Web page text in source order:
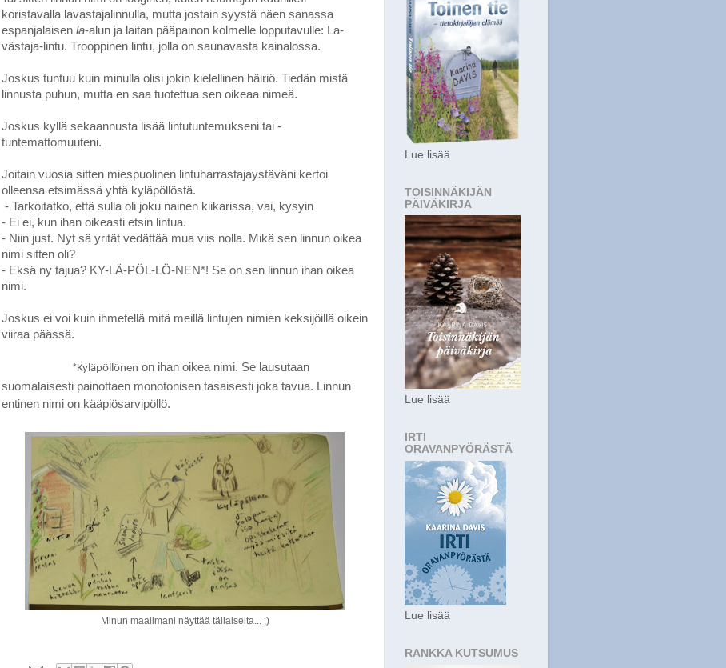
koristavalla lavastajalinnulla, mutta jostain syystä näen sanassa
espanjalaisen la-alun ja laitan pääpainon kolmelle lopputavulle: La-
vâstaja-lintu. Trooppinen lintu, jolla on saunavasta kainalossa.
Joskus tuntuu kuin minulla olisi jokin kielellinen häiriö. Tiedän mistä
linnusta puhun, mutta en saa tuotettua sen oikeaa nimeä.
Joskus kyllä sekaannusta lisää lintutuntemukseni tai -
tuntemattomuuteni.
Joitain vuosia sitten miespuolinen lintuharrastajaystäväni kertoi
olleensa etsimässä yhtä kyläpöllöstä.
- Tarkoitatko, että sulla oli joku nainen kiikarissa, vai, kysyin
- Ei ei, kun ihan oikeasti etsin lintua.
- Niin just. Nyt sä yrität vedättää mua viis nolla. Mikä sen linnun oikea
nimi sitten oli?
- Eksä ny tajua? KY-LÄ-PÖL-LÖ-NEN*! Se on sen linnun ihan oikea
nimi.
Joskus ei voi kuin ihmetellä mitä meillä lintujen nimien keksijöillä oikein
viiraa päässä.
* Kyläpöllönen on ihan oikea nimi. Se lausutaan
suomalaisesti painottaen monotonisen tasaisesti joka tavua. Linnun
entinen nimi on kääpiösarvipöllö.
Minun maailmani näyttää tällaiselta... ;)
Lue lisää
TOISINNÄKIJÄN
PÄIVÄKIRJA
Lue lisää
IRTI
ORAVANPYÖRÄSTÄ
Lue lisää
RANKKA KUTSUMUS